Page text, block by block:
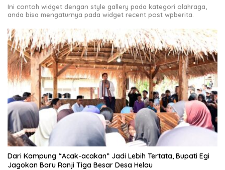
Ini contoh widget dengan style gallery pada kategori olahraga,
anda bisa mengaturnya pada widget recent post wpberita.
Dari Kampung “Acak-acakan” Jadi Lebih Tertata, Bupati Egi
Jagokan Baru Ranji Tiga Besar Desa Helau